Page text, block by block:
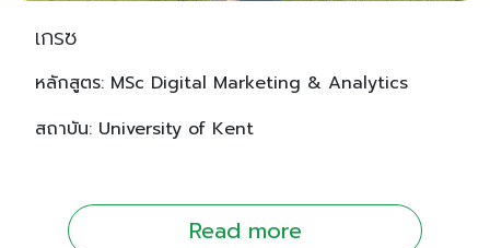
เกรซ
หลักสูตร: MSc Digital Marketing & Analytics
สถาบัน: University of Kent
Read more